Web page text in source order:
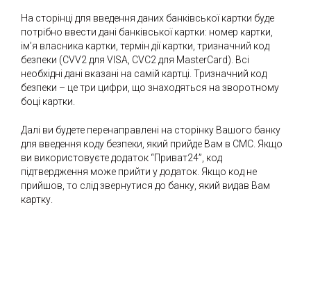
На сторінці для введення даних банківської картки буде
потрібно ввести дані банківської картки: номер картки,
ім’я власника картки, термін дії картки, тризначний код
безпеки (CVV2 для VISA, CVC2 для MasterCard). Всі
необхідні дані вказані на самій картці. Тризначний код
безпеки – це три цифри, що знаходяться на зворотному
боці картки.
Далі ви будете перенаправлені на сторінку Вашого банку
для введення коду безпеки, який прийде Вам в СМС. Якщо
ви використовуєте додаток “Приват24”, код
підтвердження може прийти у додаток. Якщо код не
прийшов, то слід звернутися до банку, який видав Вам
картку.